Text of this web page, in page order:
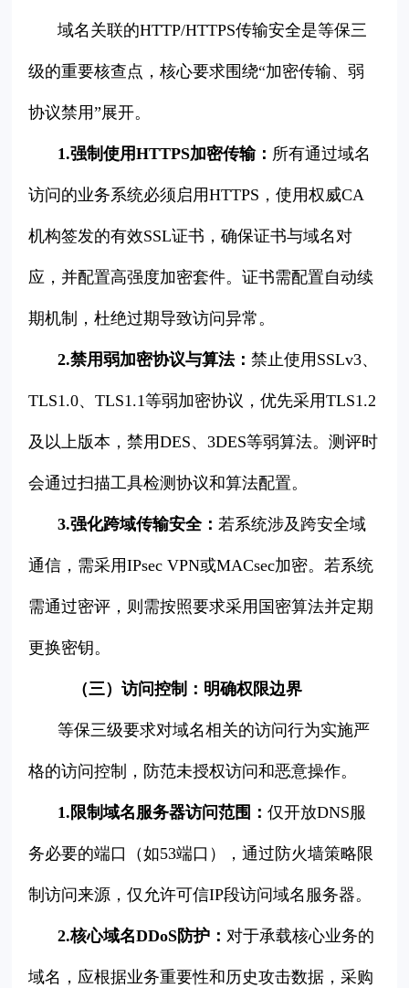
域名关联的HTTP/HTTPS传输安全是等保三
级的重要核查点，核心要求围绕“加密传输、弱
协议禁用”展开。
1.强制使用HTTPS加密传输： 所有通过域名
访问的业务系统必须启用HTTPS，使用权威CA
机构签发的有效SSL证书，确保证书与域名对
应，并配置高强度加密套件。证书需配置自动续
期机制，杜绝过期导致访问异常。
2.禁用弱加密协议与算法：禁止使用SSLv3、
TLS1.0、TLS1.1等弱加密协议，优先采用TLS1.2
及以上版本，禁用DES、3DES等弱算法。测评时
会通过扫描工具检测协议和算法配置。
3.强化跨域传输安全：若系统涉及跨安全域
通信，需采用IPsec VPN或MACsec加密。若系统
需通过密评，则需按照要求采用国密算法并定期
更换密钥。
（三）访问控制：明确权限边界
等保三级要求对域名相关的访问行为实施严
格的访问控制，防范未授权访问和恶意操作。
1.限制域名服务器访问范围：仅开放DNS服
务必要的端口（如53端口），通过防火墙策略限
制访问来源，仅允许可信IP段访问域名服务器。
2.核心域名DDoS防护：对于承载核心业务的
域名，应根据业务重要性和历史攻击数据，采购